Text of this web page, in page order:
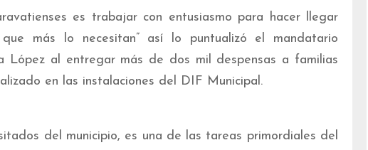
es trabajar con entusiasmo para hacer llegar
más lo necesitan” así lo puntualizó el mandatario
López al entregar más de dos mil despensas a familias
en las instalaciones del DIF Municipal.
del municipio, es una de las tareas primordiales del